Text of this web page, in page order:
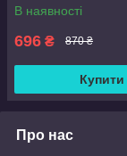
В наявності
696 ₴ 870 ₴
Купити
Про нас